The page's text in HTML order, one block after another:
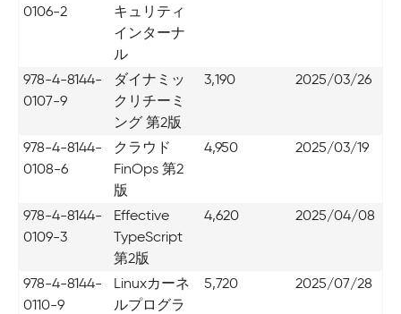
0106-2
キュリティ
インターナ
ル
978-4-8144-
0107-9
ダイナミッ
クリチーミ
ング 第2版
3,190 2025/03/26
978-4-8144-
0108-6
クラウド
FinOps 第2
版
4,950 2025/03/19
978-4-8144-
0109-3
Effective
TypeScript
第2版
4,620 2025/04/08
978-4-8144-
0110-9
Linuxカーネ
ルプログラ
5,720 2025/07/28